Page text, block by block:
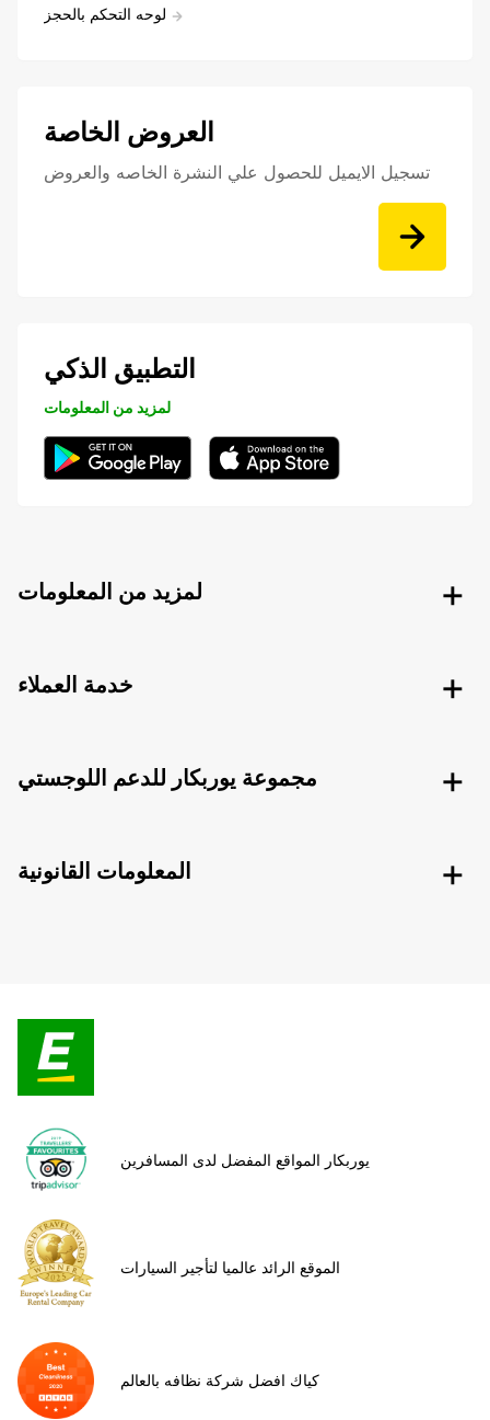
لوحه التحكم بالحجز
العروض الخاصة
تسجيل الايميل للحصول علي النشرة الخاصه والعروض
التطبيق الذكي
لمزيد من المعلومات
لمزيد من المعلومات
خدمة العملاء
مجموعة يوربكار للدعم اللوجستي
المعلومات القانونية
يوربكار المواقع المفضل لدى المسافرين
الموقع الرائد عالميا لتأجير السيارات
كياك افضل شركة نظافه بالعالم